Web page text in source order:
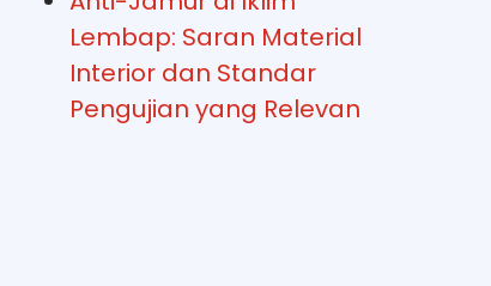
Lembap: Saran Material
Interior dan Standar
Pengujian yang Relevan